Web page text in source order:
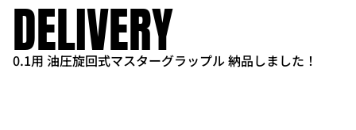
DELIVERY
0.1用 油圧旋回式マスターグラップル 納品しました！